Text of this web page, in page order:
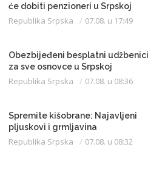
će dobiti penzioneri u Srpskoj
Republika Srpska 07.08. u 17:49
Obezbijeđeni besplatni udžbenici
za sve osnovce u Srpskoj
Republika Srpska 07.08. u 08:36
Spremite kišobrane: Najavljeni
pljuskovi i grmljavina
Republika Srpska 07.08. u 08:32